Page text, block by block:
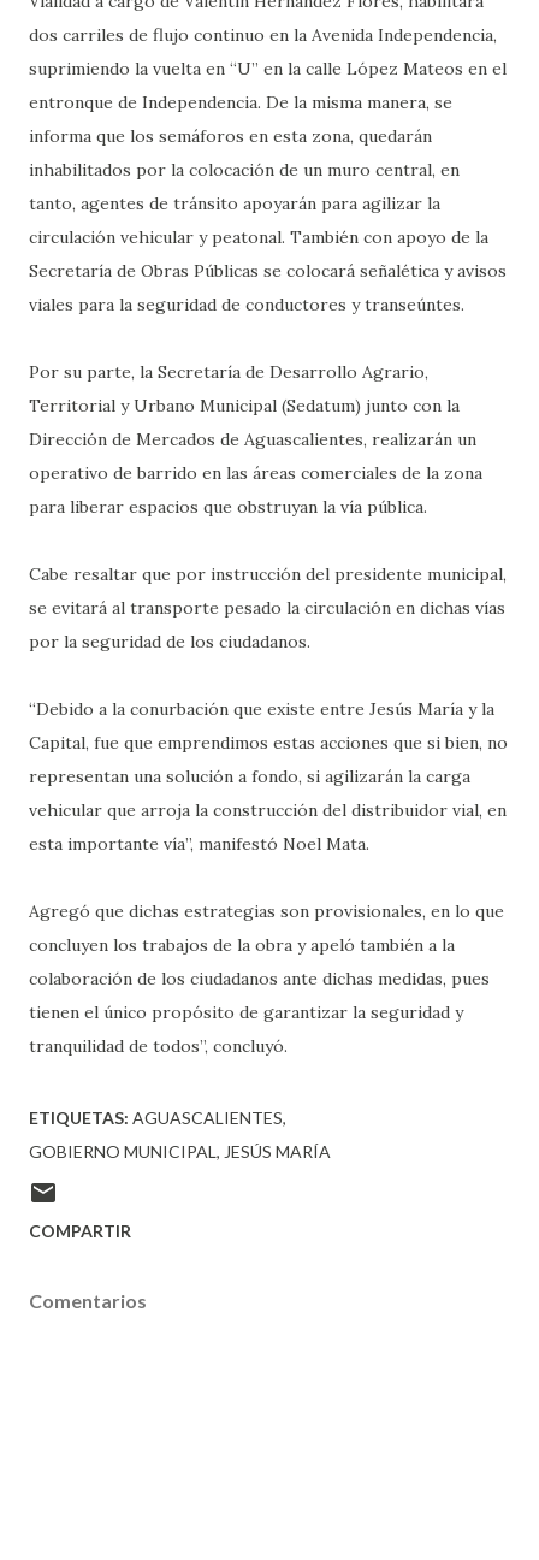
dos carriles de flujo continuo en la Avenida Independencia,
suprimiendo la vuelta en “U” en la calle López Mateos en el
entronque de Independencia. De la misma manera, se
informa que los semáforos en esta zona, quedarán
inhabilitados por la colocación de un muro central, en
tanto, agentes de tránsito apoyarán para agilizar la
circulación vehicular y peatonal. También con apoyo de la
Secretaría de Obras Públicas se colocará señalética y avisos
viales para la seguridad de conductores y transeúntes.
Por su parte, la Secretaría de Desarrollo Agrario,
Territorial y Urbano Municipal (Sedatum) junto con la
Dirección de Mercados de Aguascalientes, realizarán un
operativo de barrido en las áreas comerciales de la zona
para liberar espacios que obstruyan la vía pública.
Cabe resaltar que por instrucción del presidente municipal,
se evitará al transporte pesado la circulación en dichas vías
por la seguridad de los ciudadanos.
“Debido a la conurbación que existe entre Jesús María y la
Capital, fue que emprendimos estas acciones que si bien, no
representan una solución a fondo, si agilizarán la carga
vehicular que arroja la construcción del distribuidor vial, en
esta importante vía”, manifestó Noel Mata.
Agregó que dichas estrategias son provisionales, en lo que
concluyen los trabajos de la obra y apeló también a la
colaboración de los ciudadanos ante dichas medidas, pues
tienen el único propósito de garantizar la seguridad y
tranquilidad de todos”, concluyó.
ETIQUETAS: AGUASCALIENTES
GOBIERNO MUNICIPAL
JESÚS MARÍA
COMPARTIR
Comentarios